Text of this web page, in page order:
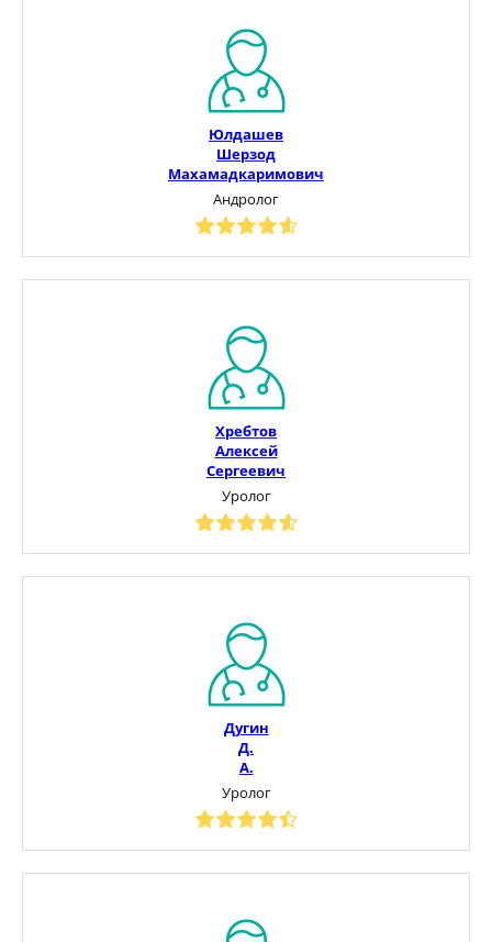
Юлдашев
Шерзод
Махамадкаримович
Андролог
Хребтов
Алексей
Сергеевич
Уролог
Дугин
Д.
А.
Уролог